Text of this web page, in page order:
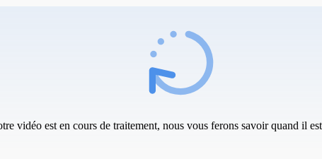
vidéo est en cours de traitement, nous vous ferons savoir quand il